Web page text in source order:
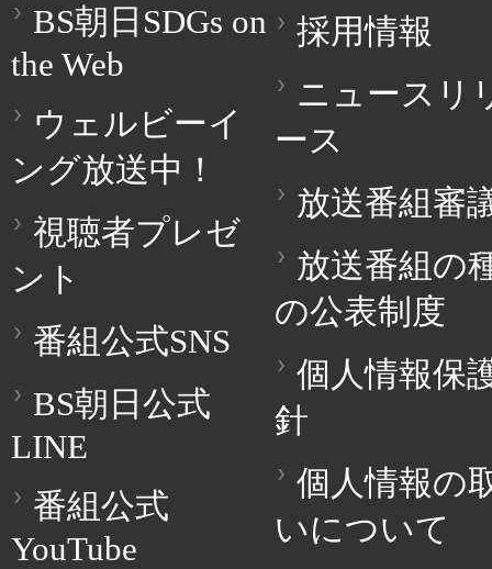
BS朝日SDGs on
the Web
ウェルビーイ
ング放送中！
視聴者プレゼ
ント
番組公式SNS
BS朝日公式
LINE
番組公式
YouTube
採用情報
ニュースリ
ース
放送番組審
放送番組の
の公表制度
個人情報保
針
個人情報の
いについて